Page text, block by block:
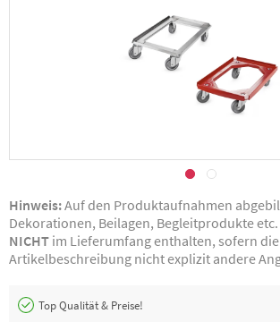
Hinweis:Auf den Produktaufnahmen
Dekorationen, Beilagen, Begleitprodukte
NICHT im Lieferumfang enthalten, sofern die
Artikelbeschreibung nicht explizit andere
Top Qualität & Preise!